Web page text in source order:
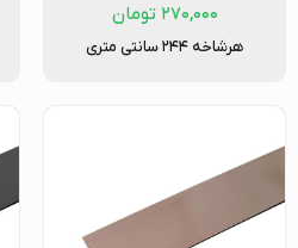
۲۷۰,۰۰۰ تومان
هرشاخه ۲۴۴ سانتی متری